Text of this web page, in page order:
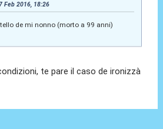
Feb 2016, 18:26
de mi nonno (morto a 99 anni)
te pare il caso de ironizzà